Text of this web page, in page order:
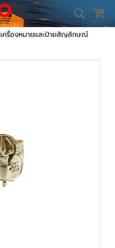
เครื่องหมายและป้ายสัญลักษณ์